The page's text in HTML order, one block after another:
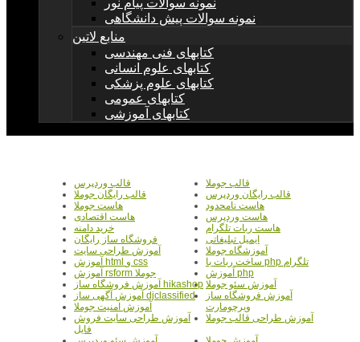
نمونه سوالات پیام نور
نمونه سوالات پیش دانشگاهی
منابع لاتین
کتابهای فنی مهندسی
کتابهای علوم انسانی
کتابهای علوم پزشکی
کتابهای عمومی
کتابهای آموزشی
قالب جوملا
قالب وردپرس
قالب رایگان وردپرس
قالب رایگان جوملا
هاست نامحدود
هاست جوملا
هاست وردپرس
هاست اقتصادی
هاست ربات تلگرام
خرید دامنه
ایمیل تبلیغاتی
فروشگاه ساز رایگان
آموزشگاه جوملا
آموزش طراحی سایت
ساخت ربات با php تلگرام
آموزش html و css
آموزش php
آموزش rsform جوملا
آموزش سئو جوملا آموزش فروشگاه ساز hikashop
آموزش فروشگاه ساز
ویرچومارت
آموزش آگهی ساز djclassified
آموزش امنیت جوملا
آموزش طراحی قالب جوملا
آموزش طراحی سایت فروش
فایل